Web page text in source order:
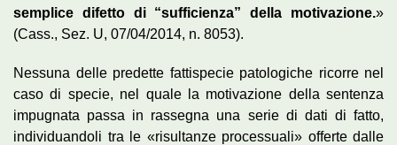
semplice difetto di “sufficienza” della motivazione.»
(Cass., Sez. U, 07/04/2014, n. 8053).
Nessuna delle predette fattispecie patologiche ricorre nel
caso di specie, nel quale la motivazione della sentenza
impugnata passa in rassegna una serie di dati di fatto,
individuandoli tra le «risultanze processuali» offerte dalle